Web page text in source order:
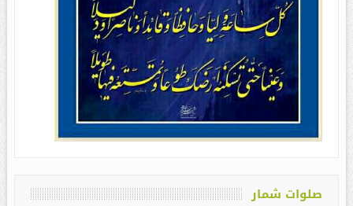
صلوات شمار